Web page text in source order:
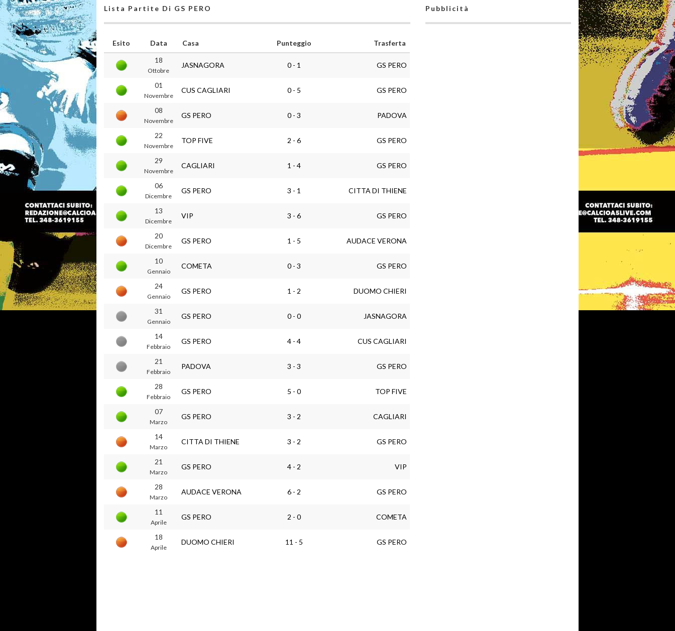
Lista Partite Di GS PERO
Esito Data Casa Punteggio
Trasferta
18
Ottobre
JASNAGORA 0 - 1 GS PERO
01
Novembre
CUS CAGLIARI 0 - 5 GS PERO
08
Novembre
GS PERO 0 - 3 PADOVA
22
Novembre
TOP FIVE 2 - 6 GS PERO
29
Novembre
CAGLIARI 1 - 4 GS PERO
06
Dicembre
GS PERO 3 - 1 CITTA DI THIENE
13
Dicembre
VIP 3 - 6 GS PERO
20
Dicembre
GS PERO 1 - 5 AUDACE VERONA
10
Gennaio
COMETA 0 - 3 GS PERO
24
Gennaio
GS PERO 1 - 2 DUOMO CHIERI
31
Gennaio
GS PERO 0 - 0 JASNAGORA
14
Febbraio
GS PERO 4 - 4 CUS CAGLIARI
21
Febbraio
PADOVA 3 - 3 GS PERO
28
Febbraio
GS PERO 5 - 0 TOP FIVE
07
Marzo
GS PERO 3 - 2 CAGLIARI
14
Marzo
CITTA DI THIENE 3 - 2 GS PERO
21
Marzo
GS PERO 4 - 2 VIP
28
Marzo
AUDACE VERONA 6 - 2 GS PERO
11
Aprile
GS PERO 2 - 0 COMETA
18
Aprile
DUOMO CHIERI 11 - 5 GS PERO
Pubblicità